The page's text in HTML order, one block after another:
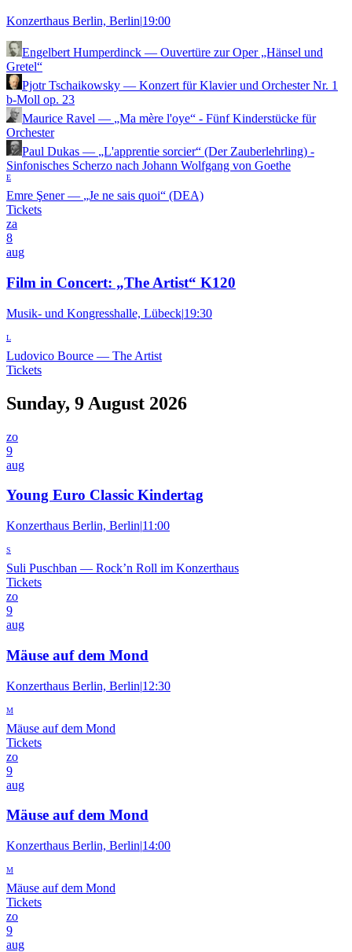
Konzerthaus Berlin, Berlin|19:00
Engelbert Humperdinck — Ouvertüre zur Oper „Hänsel und
Gretel“
Pjotr Tschaikowsky — Konzert für Klavier und Orchester Nr. 1
b-Moll op. 23
Maurice Ravel — „Ma mère l'oye“ - Fünf Kinderstücke für
Orchester
Paul Dukas — „L'apprentie sorcier“ (Der Zauberlehrling) -
Sinfonisches Scherzo nach Johann Wolfgang von Goethe
E
Emre Şener— „Je ne sais quoi“ (DEA)
Tickets
za
8
aug
Film in Concert: „The Artist“ K120
Musik- und Kongresshalle, Lübeck|19:30
L
Ludovico Bource — The Artist
Tickets
Sunday, 9 August 2026
zo
9
aug
Young Euro Classic Kindertag
Konzerthaus Berlin, Berlin|11:00
S
Suli Puschban — Rock’n Roll im Konzerthaus
Tickets
zo
9
aug
Mäuse auf dem Mond
Konzerthaus Berlin, Berlin|12:30
M
Mäuse auf dem Mond
Tickets
zo
9
aug
Mäuse auf dem Mond
Konzerthaus Berlin, Berlin|14:00
M
Mäuse auf dem Mond
Tickets
zo
9
aug